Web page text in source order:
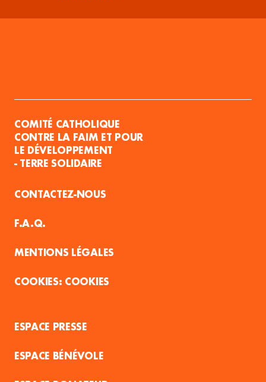
COMITÉ CATHOLIQUE
CONTRE LA FAIM ET POUR
LE DÉVELOPPEMENT
- TERRE SOLIDAIRE
CONTACTEZ-NOUS
F.A.Q.
MENTIONS LÉGALES
COOKIES
ESPACE PRESSE
ESPACE BÉNÉVOLE